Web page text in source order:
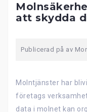
att skydda
Publicerad på av
Molntjänster har
företags
data i molnet kan